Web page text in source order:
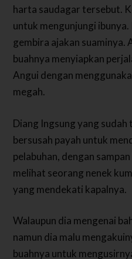
harta saudagar tersebut.
untuk mengunjungi
gembira ajakan suaminya.
buahnya menyiapkan
Angui dengan
megah.
Diang Ingsung yang
bersusah payah untuk
pelabuhan, dengan
melihat seorang nenek
yang mendekati kapalnya.
Walaupun dia mengenai
namun dia malu
buahnya untuk